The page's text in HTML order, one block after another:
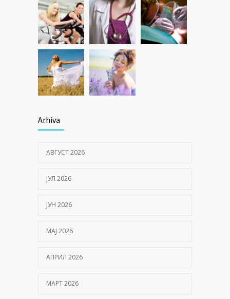
Arhiva
АВГУСТ 2026
ЈУЛ 2026
ЈУН 2026
МАЈ 2026
АПРИЛ 2026
МАРТ 2026